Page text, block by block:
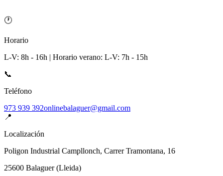
🕐
Horario
L-V: 8h - 16h | Horario verano: L-V: 7h - 15h
📞
Teléfono
973 939 392onlinebalaguer@gmail.com
📍
Localización
Poligon Industrial Campllonch, Carrer Tramontana, 16
25600 Balaguer(Lleida)